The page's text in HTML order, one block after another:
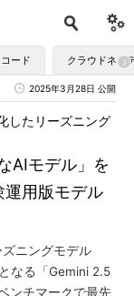
ード クラウドネイ
2025年3月28日 公開
AIモデル」を
用版モデル
したリーズニング
ニングモデル
なる「Gemini 2.5
ンチマークで最先